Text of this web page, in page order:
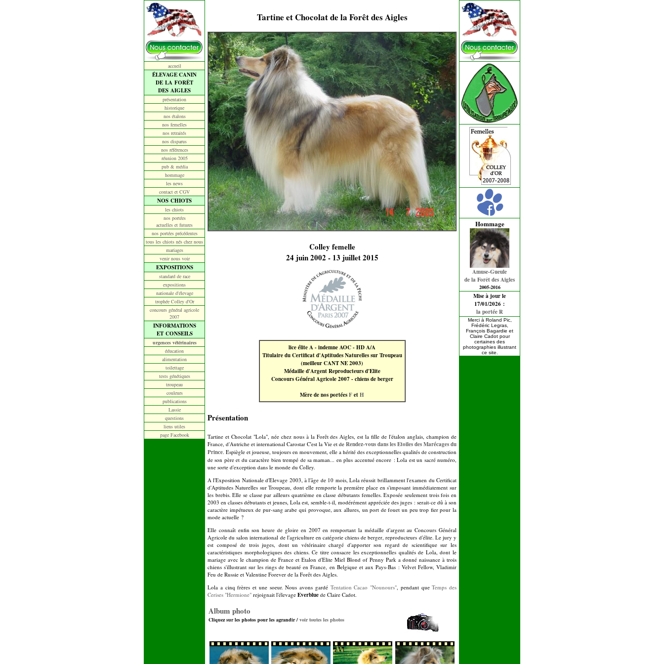
accueil
ÉLEVAGE CANIN
DE LA FORÊT
DES AIGLES
présentation
historique
nos étalons
nos femelles
nos retraités
nos disparus
nos références
réunion 2005
pub & média
hommage
les news
contact et CGV
NOS CHIOTS
les chiots
nos portées
actuelles et futures
nos portées précédentes
tous les chiots nés chez nous
mariages
venir nous voir
EXPOSITIONS
standard de race
expositions
nationale d'élevage
trophée Colley d'Or
concours général agricole
2007
INFORMATIONS
ET CONSEILS
urgences vétérinaires
éducation
alimentation
toilettage
tests génétiques
troupeau
couleurs
publications
Lassie
questions
liens utiles
page Facebook
Tartine et Chocolat de la Forêt des Aigles
Colley femelle
24 juin 2002 - 13 juillet 2015
lice élite A - indemne AOC - HD A/A
Titulaire du Certificat d'Aptitudes Naturelles sur Troupeau
(meilleur CANT NE 2003)
Médaille d'Argent Reproducteurs d'Elite
Concours Général Agricole 2007 - chiens de berger
Mère de nos portéesFetH
Présentation
Tartine et Chocolat "Lola", née chez nous à la Forêt des Aigles, est la fille de l'étalon anglais, champion de
France, d'Autriche et international Carostar C'est la Vie et de Rendez-vous dans les Etoiles des Marécages du
Prince. Espiègle et joueuse, toujours en mouvement, elle a hérité des exceptionnelles qualités de construction
de son père et du caractère bien trempé de sa maman... en plus accentué encore : Lola est un sacré numéro,
une sorte d'exception dans le monde du Colley.
A l'Exposition Nationale d'Elevage 2003, à l'âge de 10 mois, Lola réussit brillamment l'examen du Certificat
d'Aptitudes Naturelles sur Troupeau, dont elle remporte la première place en s'imposant immédiatement sur
les brebis. Elle se classe par ailleurs quatrième en classe débutants femelles. Exposée seulement trois fois en
2003 en classes débutants et jeunes, Lola est, semble-t-il, modérément appréciée des juges : serait-ce dû à son
caractère impétueux de pur-sang arabe qui provoque, aux allures, un port de fouet un peu trop fier pour la
mode actuelle ?
Elle connaît enfin son heure de gloire en 2007 en remportant la médaille d'argent au Concours Général
Agricole du salon international de l'agriculture en catégorie chiens de berger, reproducteurs d'élite. Le jury y
est composé de trois juges, dont un vétérinaire chargé d'apporter son regard de scientifique sur les
caractéristiques morphologiques des chiens. Ce titre consacre les exceptionnelles qualités de Lola, dont le
mariage avec le champion de France et Etalon d'Elite Miel Blond of Penny Park a donné naissance à trois
chiens s'illustrant sur les rings de beauté en France, en Belgique et aux Pays-Bas : Velvet Fellow, Vladimir
Feu de Russie et Valentine Forever de la Forêt des Aigles.
Lola a cinq frères et une soeur. Nous avons gardé Tentation Cacao "Nounours" , pendant queTemps des
Cerises "Hermione" rejoignait l'élevage Everblue de Claire Cadot.
Album photo
Cliquez sur les photos pour les agrandir / voir toutes les photos
Hommage
Amuse-Gueule
de la Forêt des Aigles
2005-2016
Mise à jour le
17/01/2026 :
la portée R
Merci à Roland Pic,
Frédéric Legras,
François Bagardie et
Claire Cadot pour
certaines des
photographies illustrant
ce site.